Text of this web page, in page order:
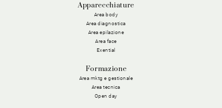
Apparecchiature
Area body
Area diagnostica
Area epilazione
Area face
Exential
Formazione
Area mktg e gestionale
Area tecnica
Open day